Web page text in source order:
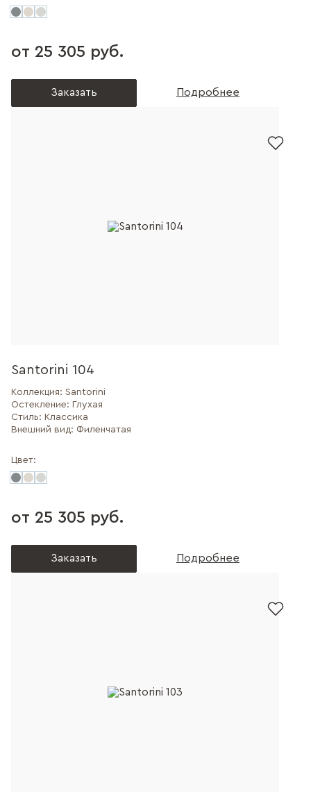
от 25 305 руб.
Заказать Подробнее
Santorini 104
Коллекция: Santorini
Остекление: Глухая
Стиль: Классика
Внешний вид: Филенчатая
Цвет:
от 25 305 руб.
Заказать Подробнее